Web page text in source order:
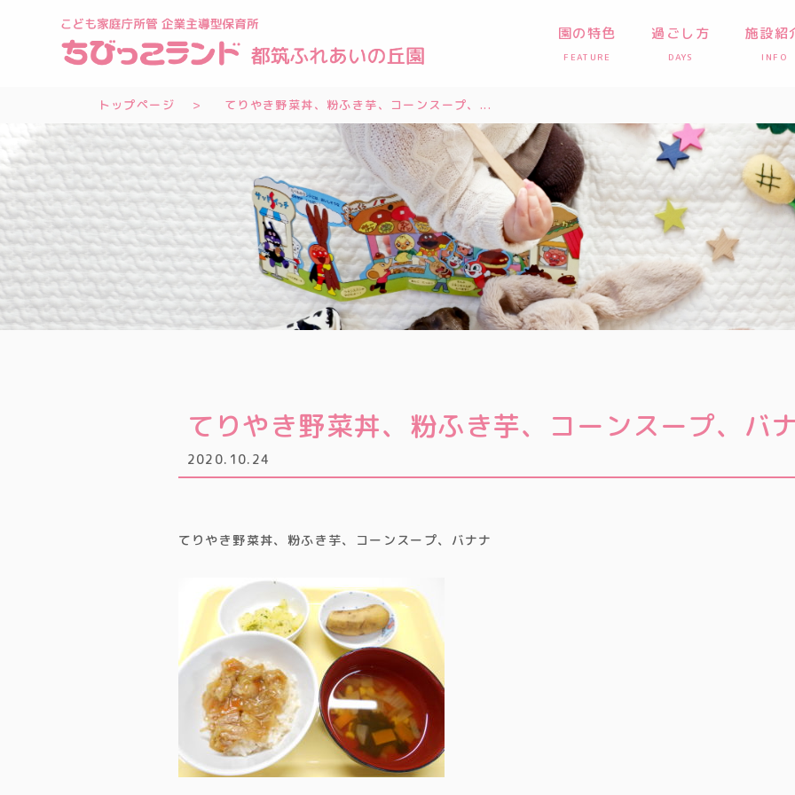
園の特色
FEATURE
過ごし方
DAYS
施設紹
INFO
トップページ てりやき野菜丼、粉ふき芋、コーンスープ、...
てりやき野菜丼、粉ふき芋、コーンスープ、バ
2020.10.24
てりやき野菜丼、粉ふき芋、コーンスープ、バナナ